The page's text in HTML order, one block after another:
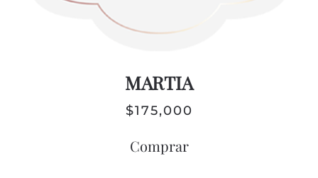
MARTIA
$175,000
Comprar